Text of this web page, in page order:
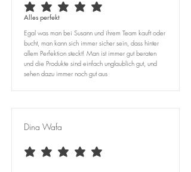
average rating is 5 out of 5
Alles perfekt
Egal was man bei Susann und ihrem Team kauft oder
bucht, man kann sich immer sicher sein, dass hinter
allem Perfektion steckt! Man ist immer gut beraten
und die Produkte sind einfach unglaublich gut, und
sehen dazu immer noch gut aus
Dina Wafa
average rating is 5 out of 5